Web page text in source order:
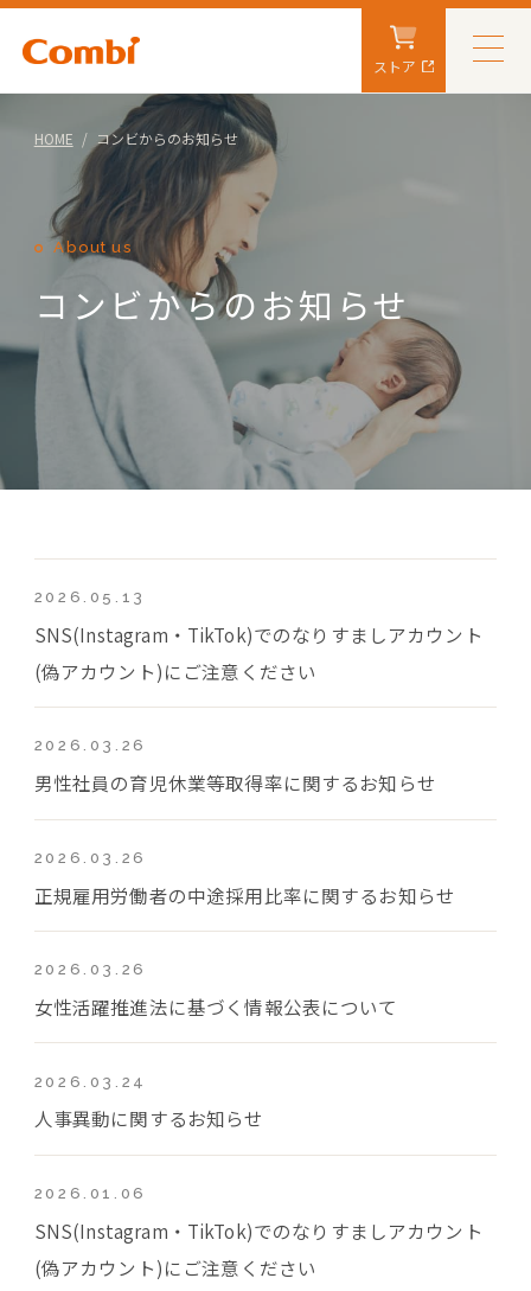
ストア
HOME コンビからのお知らせ
About us
コンビからのお知らせ
2026.05.13
SNS(Instagram・TikTok)でのなりすましアカウント
(偽アカウント)にご注意ください
2026.03.26
男性社員の育児休業等取得率に関するお知らせ
2026.03.26
正規雇用労働者の中途採用比率に関するお知らせ
2026.03.26
女性活躍推進法に基づく情報公表について
2026.03.24
人事異動に関するお知らせ
2026.01.06
SNS(Instagram・TikTok)でのなりすましアカウント
(偽アカウント)にご注意ください